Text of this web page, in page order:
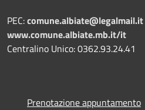
PEC:comune.albiate@legalmail.it
www.comune.albiate.mb.it/it
Centralino Unico: 0362.93.24.41
Prenotazione appuntamento